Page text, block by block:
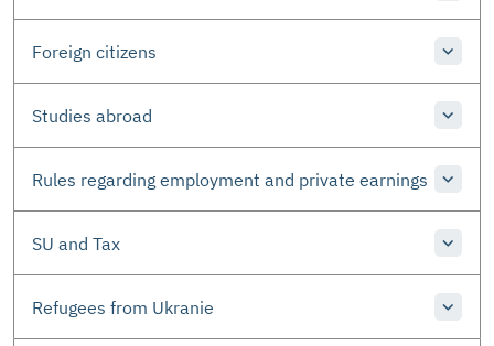
Foreign citizens
Studies abroad
Rules regarding employment and private earnings
SU and Tax
Refugees from Ukranie